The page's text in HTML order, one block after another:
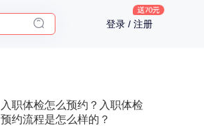
登录 / 注册
入职体检怎么预约？入职体检
预约流程是怎么样的？